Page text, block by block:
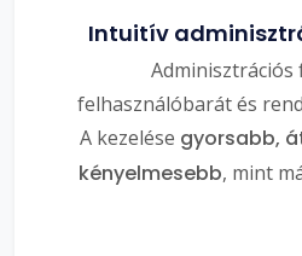
Intuitív
felhasználóbarát és
A kezelése gyorsabb,
kényelmesebb, mint